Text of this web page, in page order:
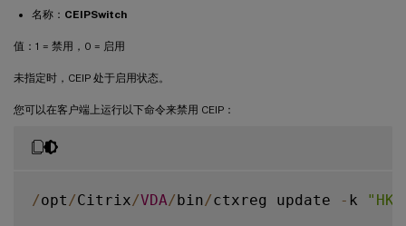
名称： CEIPSwitch
值：1 = 禁用，0 = 启用
未指定时，CEIP 处于启用状态。
您可以在客户端上运行以下命令来禁用 CEIP：
/opt /Citrix/VDA/bin/ctxreg update - k